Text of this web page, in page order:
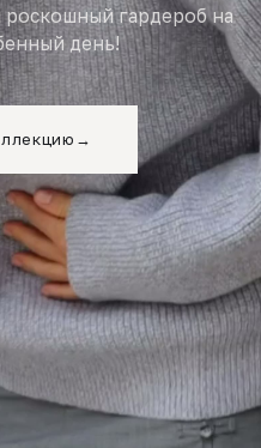
гардероб на
день!
→